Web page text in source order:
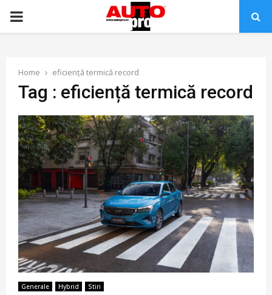
PRIMARY
Home eficiență termică record
Tag : eficiență termică record
Generale Hybrid Stiri